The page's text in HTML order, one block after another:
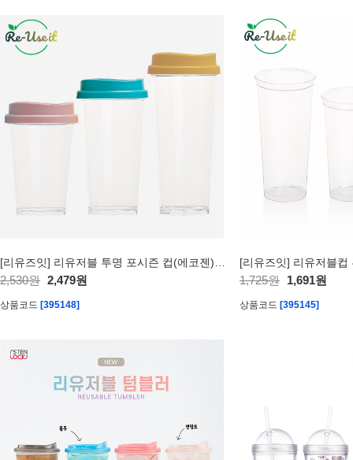
2,530원 2,479원
상품코드 [395148]
[리유즈잇] 리유저블
1,725원 1,691원
상품코드 [395145]